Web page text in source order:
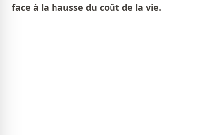
face à la hausse du coût de la vie.